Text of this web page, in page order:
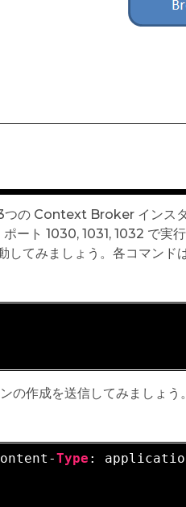
の Context Broker インスタ
ート 1030, 1031, 1032 で実
してみましょう。各コマンド
の作成を送信してみましょう
Type :